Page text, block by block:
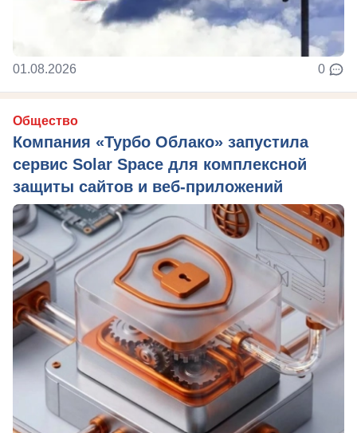
01.08.2026 0
Общество
Компания «Турбо Облако» запустила
сервис Solar Space для комплексной
защиты сайтов и веб-приложений